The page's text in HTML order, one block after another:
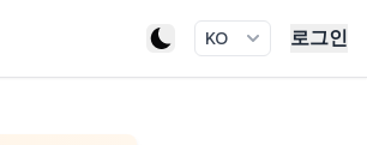
KO 로그인